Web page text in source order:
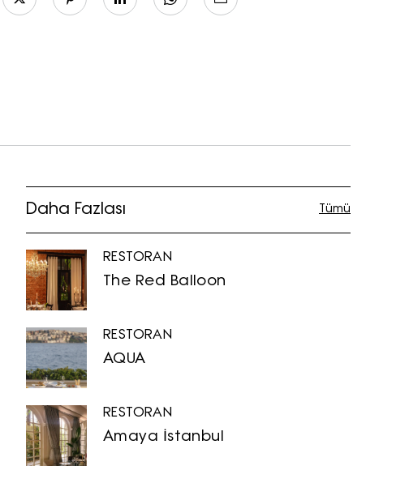
Daha Fazlası Tümü
RESTORAN
The Red Balloon
RESTORAN
AQUA
RESTORAN
Amaya İstanbul